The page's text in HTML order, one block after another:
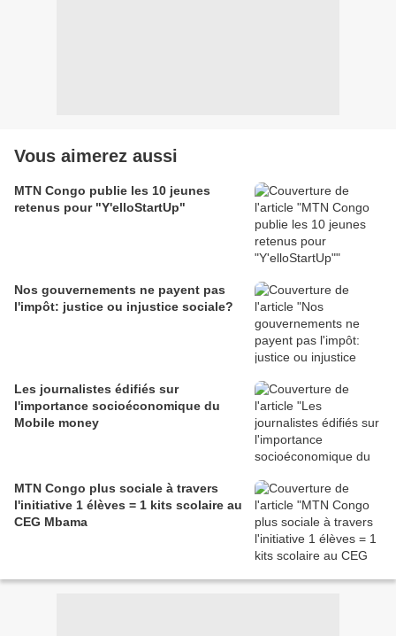
Vous aimerez aussi
MTN Congo publie les 10 jeunes
retenus pour "Y'elloStartUp"
Nos gouvernements ne payent pas
l'impôt: justice ou injustice sociale?
Les journalistes édifiés sur
l'importance socioéconomique du
Mobile money
MTN Congo plus sociale à travers
l'initiative 1 élèves = 1 kits scolaire au
CEG Mbama